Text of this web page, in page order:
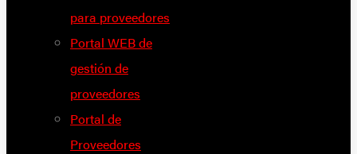
para proveedores
Portal WEB de
gestión de
proveedores
Portal de
Proveedores